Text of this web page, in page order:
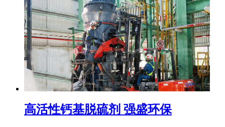
高活性钙基脱硫剂 强盛环保